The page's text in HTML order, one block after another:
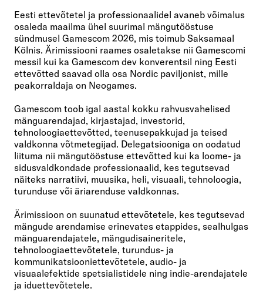
Eesti ettevõtetel ja professionaalidel avaneb võimalus
osaleda maailma ühel suurimal mängutööstuse
sündmusel Gamescom 2026, mis toimub Saksamaal
Kölnis. Ärimissiooni raames osaletakse nii Gamescomi
messil kui ka Gamescom dev konverentsil ning Eesti
ettevõtted saavad olla osa Nordic paviljonist, mille
peakorraldaja on Neogames.
Gamescom toob igal aastal kokku rahvusvahelised
mänguarendajad, kirjastajad, investorid,
tehnoloogiaettevõtted, teenusepakkujad ja teised
valdkonna võtmetegijad. Delegatsiooniga on oodatud
liituma nii mängutööstuse ettevõtted kui ka loome- ja
sidusvaldkondade professionaalid, kes tegutsevad
näiteks narratiivi, muusika, heli, visuaali, tehnoloogia,
turunduse või äriarenduse valdkonnas.
Ärimissioon on suunatud ettevõtetele, kes tegutsevad
mängude arendamise erinevates etappides, sealhulgas
mänguarendajatele, mängudisaineritele,
tehnoloogiaettevõtetele, turundus- ja
kommunikatsiooniettevõtetele, audio- ja
visuaalefektide spetsialistidele ning indie-arendajatele
ja iduettevõtetele.